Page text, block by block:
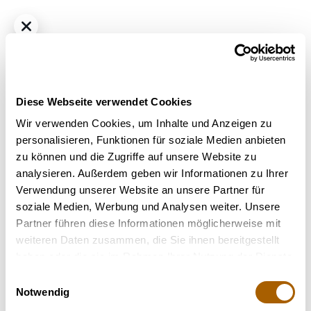
Diese Webseite verwendet Cookies
Wir verwenden Cookies, um Inhalte und Anzeigen zu
personalisieren, Funktionen für soziale Medien anbieten
zu können und die Zugriffe auf unsere Website zu
analysieren. Außerdem geben wir Informationen zu Ihrer
Verwendung unserer Website an unsere Partner für
soziale Medien, Werbung und Analysen weiter. Unsere
Partner führen diese Informationen möglicherweise mit
weiteren Daten zusammen, die Sie ihnen bereitgestellt
Notwendig
Hybrid - Indica Dominant THC21% CBD<1%
All Nations Pretty Smalls MD 21/1 Mac Daddy
Bestrahlung: Unbestrahlt
Strain: Mac Daddy
Terpene: Humulen, Limonen, Myrcen